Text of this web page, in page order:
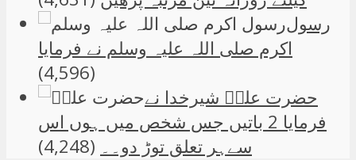
رسول
اکرم صلی اللہ علیہ وسلم نے فرمایا
(4,596)
حضرت علیؑ شیرخدا نے
فرمایا 2 باتیں جس شخص میں ہوں اس
سےہر تعلق توڑ دو۔۔ (4,248)